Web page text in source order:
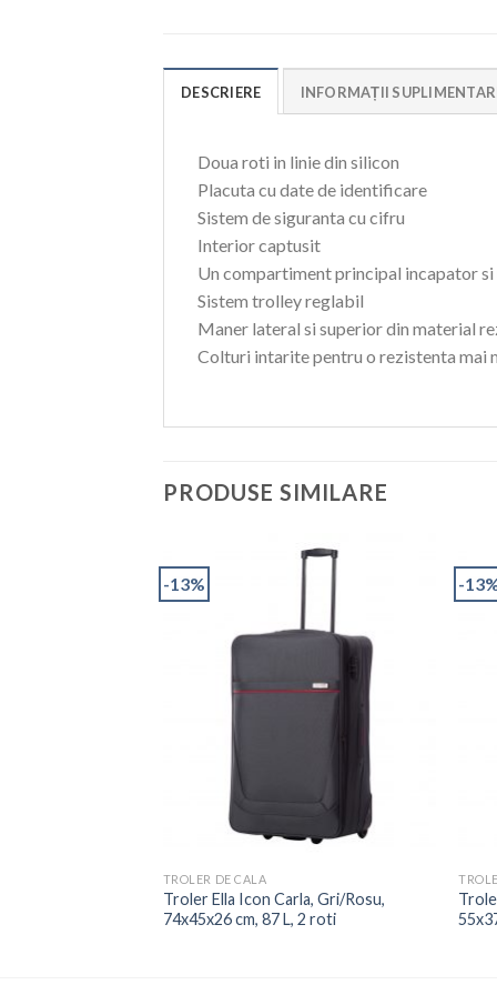
DESCRIERE INFORMAȚII
Doua roti in linie din silicon
Placuta cu date de identificare
Sistem de siguranta cu cifru
Interior captusit
Un compartiment principal incapator
Sistem trolley reglabil
Maner lateral si superior din material
Colturi intarite pentru o rezistenta mai
PRODUSE SIMILARE
-13%
TROLER DE CALA
Troler Ella Icon Carla, Gri/Rosu,
74x45x26 cm, 87 L, 2 roti
-